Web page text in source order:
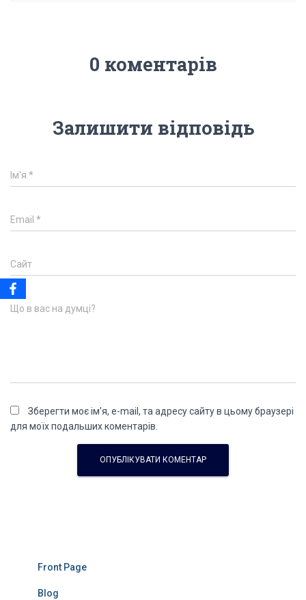
0 коментарів
Залишити відповідь
Ім'я *
Email *
Сайт
Що в вас на думці?
Зберегти моє ім'я, e-mail, та адресу сайту в цьому браузері
для моїх подальших коментарів.
Front Page
Blog